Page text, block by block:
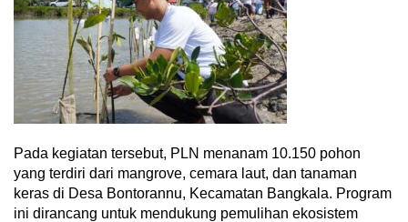
Pada kegiatan tersebut, PLN menanam 10.150 pohon
yang terdiri dari mangrove, cemara laut, dan tanaman
keras di Desa Bontorannu, Kecamatan Bangkala. Program
ini dirancang untuk mendukung pemulihan ekosistem